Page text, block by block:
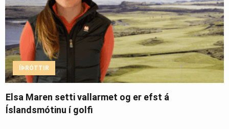
ÍÞRÓTTIR
Elsa Maren setti vallarmet og er efst á
Íslandsmótinu í golfi